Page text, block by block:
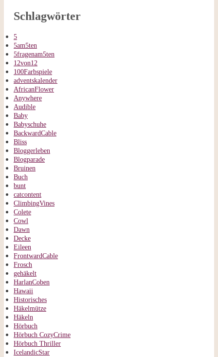
Schlagwörter
5
5am5ten
5fragenam5ten
12von12
100Farbspiele
adventskalender
AfricanFlower
Anywhere
Audible
Baby
Babyschuhe
BackwardCable
Bliss
Bloggerleben
Blogparade
Bruinen
Buch
bunt
catcontent
ClimbingVines
Colete
Cowl
Dawn
Decke
Eileen
FrontwardCable
Frosch
gehäkelt
HarlanCoben
Hawaii
Historisches
Häkelmütze
Häkeln
Hörbuch
Hörbuch CozyCrime
Hörbuch Thriller
IcelandicStar